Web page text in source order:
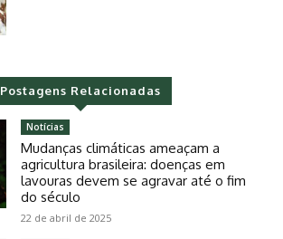
Postagens Relacionadas
Notícias
Mudanças climáticas ameaçam a
agricultura brasileira: doenças em
lavouras devem se agravar até o fim
do século
22 de abril de 2025